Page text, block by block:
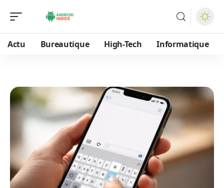
Actu Bureautique High-Tech Informatique